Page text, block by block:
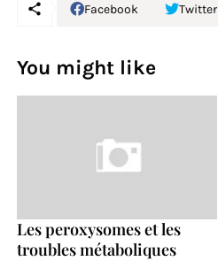
Facebook Twitter
You might like
Les peroxysomes et les
troubles métaboliques